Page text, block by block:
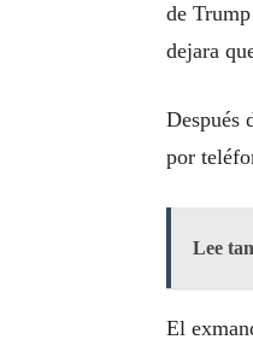
de
dejara
Después
por
Lee
El